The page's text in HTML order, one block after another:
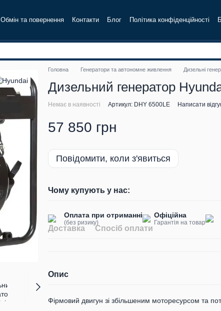
Обмін та повернення Контакти Блог Політика конфіденційності
Головна Генератори та автономне живлення Дизельні
Дизельний генератор
Немає в наявності Артикул: DHY 6500LE Написати
57 850 грн
Повідомити, коли з'явиться
Чому купують у нас:
Оплата при отриманні
(без ризику)
Офіційна
Гарантія на товар
Доставка Спосіб оплати
Опис
Фірмовий двигун зі збільшеним моторесурсом та